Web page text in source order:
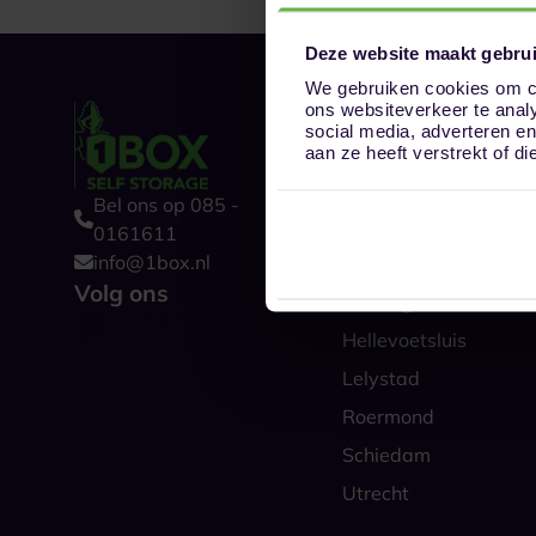
Deze website maakt
We gebruiken cookies om
ons websiteverkeer te
social media, adverteren
aan ze heeft verstrekt of
Bel ons op 085 -
0161611
info@1box.nl
Volg ons
Onze
Alkmaar
Hellevoetsluis
Lelystad
Roermond
Schiedam
Utrecht